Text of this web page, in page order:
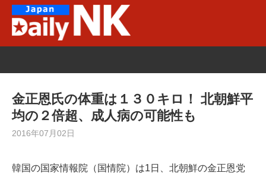
金正恩氏の体重は１３０キロ！ 北朝鮮平
均の２倍超、成人病の可能性も
2016年07月02日
韓国の国家情報院（国情院）は1日、北朝鮮の金正恩党